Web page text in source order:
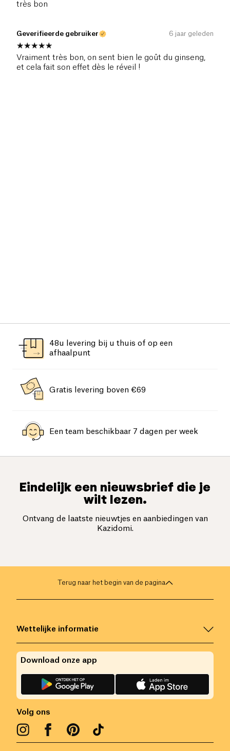
très bon
Geverifieerde gebruiker 6 jaar geleden
Vraiment très bon, on sent bien le goût du ginseng,
et cela fait son effet dès le réveil !
48u levering bij u thuis of op een
afhaalpunt
Gratis levering boven €69
Een team beschikbaar 7 dagen per week
Eindelijk een nieuwsbrief die je
wilt lezen.
Ontvang de laatste nieuwtjes en aanbiedingen van
Kazidomi.
Terug naar het begin van de pagina
Wettelijke informatie
Volg ons
Download onze app